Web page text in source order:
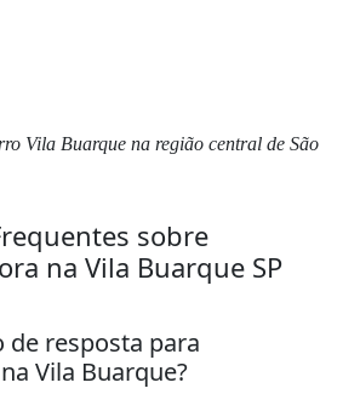
Vila Buarque na região central de São
sobre
na Vila Buarque SP
de resposta para
Vila Buarque?